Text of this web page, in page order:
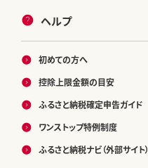
ヘルプ
初めての方へ
控除上限金額の目安
ふるさと納税確定申告ガイド
ワンストップ特例制度
ふるさと納税ナビ（外部サイト）